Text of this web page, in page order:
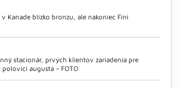
Kanade blízko bronzu, ale nakoniec Fíni
stacionár, prvých klientov zariadenia pre
augusta – FOTO